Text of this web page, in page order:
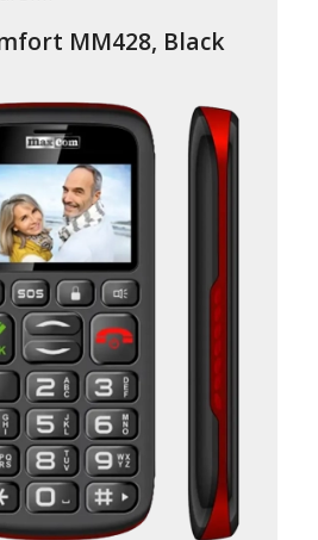
MM428, Black